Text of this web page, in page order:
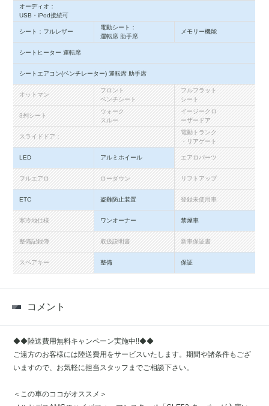
オーディオ：
USB・iPod接続可
シート：フルレザー
電動シート：
運転席 助手席
メモリー機能
シートヒーター 運転席
シートエアコン(ベンチレーター) 運転席 助手席
オットマン
フロント
ベンチシート
フルフラット
シート
3列シート
ウォーク
スルー
イージークロ
ーザードア
スライドドア：
電動トランク
・リアゲート
LED アルミホイール エアロパーツ
フルエアロ ローダウン リフトアップ
ETC 盗難防止装置 登録未使用車
寒冷地仕様 ワンオーナー 禁煙車
整備記録簿 取扱説明書 新車保証書
スペアキー 整備 保証
コメント
◆◆陸送費用無料キャンペーン実施中!!◆◆
ご遠方のお客様には陸送費用をサービスいたします。期間や諸条件もござ
いますので、お気軽に担当スタッフまでご相談下さい。
＜この車のココがオススメ＞